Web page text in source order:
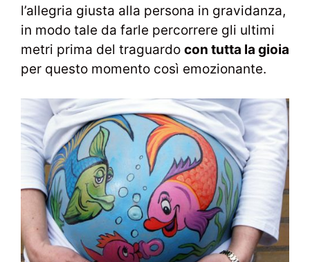
l’allegria giusta alla persona in gravidanza,
in modo tale da farle percorrere gli ultimi
metri prima del traguardo con tutta la gioia
per questo momento così emozionante.